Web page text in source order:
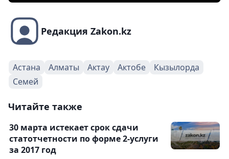
Редакция Zakon.kz
Астана Алматы Актау Актобе
Кызылорда
Семей
Читайте также
30 марта истекает срок сдачи
статотчетности по форме 2-услуги
за 2017 год